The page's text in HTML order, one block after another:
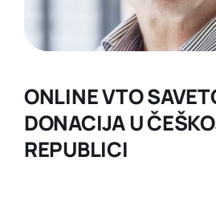
ONLINE VTO
DONACIJA U
REPUBLICI